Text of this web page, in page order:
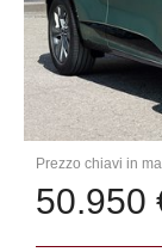
Prezzo chiavi in
50.950